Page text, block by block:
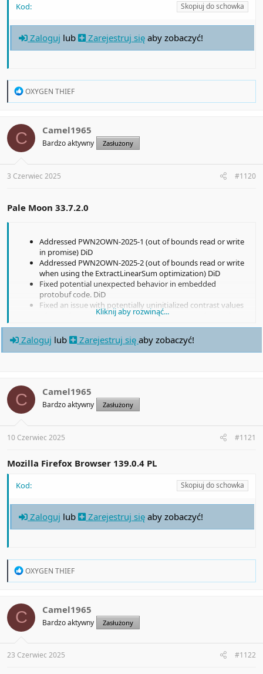
Kod: Skopiuj do schowka
Zaloguj lub Zarejestruj się aby zobaczyć!
R
t
i
o
s
:
OXYGEN THIEF
C Camel1965
Bardzo aktywny Zasłużony
3 Czerwiec 2025 #1120
Pale Moon 33.7.2.0
Addressed PWN2OWN-2025-1 (out of bounds read or write
in promise) DiD
Addressed PWN2OWN-2025-2 (out of bounds read or write
when using the ExtractLinearSum optimization) DiD
Fixed potential unexpected behavior in embedded
protobuf code. DiD
Fixed an issue with potentially uninitialized contrast values
when enhanced device contrast values can not be read
from the O.S. DiD
Fixed potential sanitization issues with devtools' "Copy as
curl" feature.
Kliknij aby rozwinąć...
Zaloguj lub Zarejestruj się aby zobaczyć!
C Camel1965
Bardzo aktywny Zasłużony
10 Czerwiec 2025 #1121
Mozilla Firefox Browser 139.0.4 PL
Kod: Skopiuj do schowka
Zaloguj lub Zarejestruj się aby zobaczyć!
R
t
i
s
:
OXYGEN THIEF
C Camel1965
Bardzo aktywny Zasłużony
23 Czerwiec 2025 #1122